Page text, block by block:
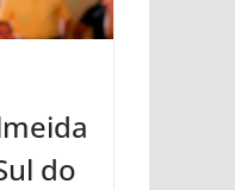
do